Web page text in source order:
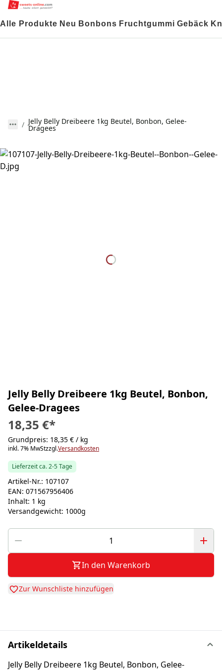
Alle Produkte Neu Bonbons Fruchtgummi Gebäck
Jelly Belly Dreibeere 1kg Beutel, Bonbon, Gelee-
Dragees
Jelly Belly Dreibeere 1kg Beutel, Bonbon,
Gelee-Dragees
18,35 €*
Grundpreis: 18,35 € / kg
inkl. 7% MwStzzgl.Versandkosten
Lieferzeit ca. 2-5 Tage
Artikel-Nr.: 107107
EAN: 071567956406
Inhalt: 1 kg
Versandgewicht: 1000g
In den Warenkorb
Zur Wunschliste hinzufügen
Artikeldetails
Jelly Belly Dreibeere 1kg Beutel, Bonbon, Gelee-